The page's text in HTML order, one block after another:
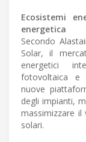
Ecosistemi
energetica
Secondo
Solar, il
energetici
fotovoltaica e
nuove
degli impianti,
massimizzare il
solari.